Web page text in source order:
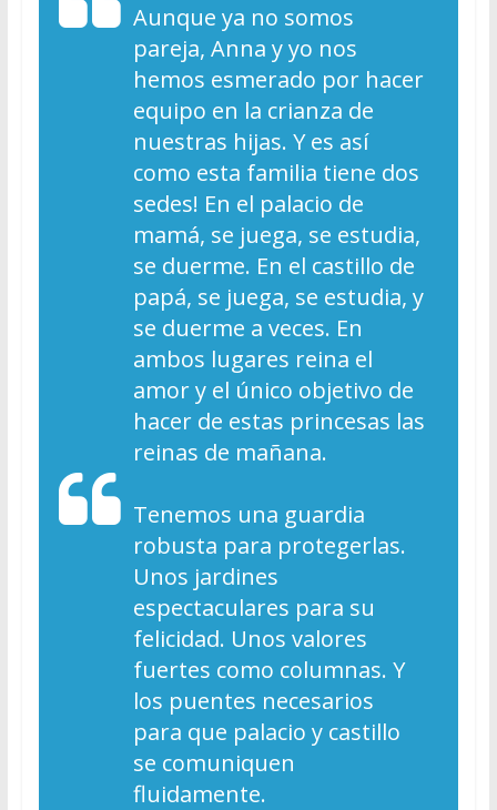
Aunque ya no somos
pareja, Anna y yo nos
hemos esmerado por hacer
equipo en la crianza de
nuestras hijas. Y es así
como esta familia tiene dos
sedes! En el palacio de
mamá, se juega, se estudia,
se duerme. En el castillo de
papá, se juega, se estudia, y
se duerme a veces. En
ambos lugares reina el
amor y el único objetivo de
hacer de estas princesas las
reinas de mañana.
Tenemos una guardia
robusta para protegerlas.
Unos jardines
espectaculares para su
felicidad. Unos valores
fuertes como columnas. Y
los puentes necesarios
para que palacio y castillo
se comuniquen
fluidamente.